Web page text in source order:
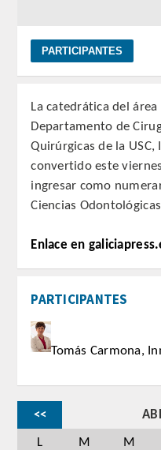
Presidentes
JUNTA DE GOBIERNO
ESTATUTOS
REGLAMENTO
ACADEMICOS
SECCIONES
AFINES A LA
HUMANIDADES Y
MEDICO-JURIDICAS
SALUD Y GESTION
TECNOLOGIAS
La catedrática del
Departamento de
Quirúrgicas de la USC,
convertido este
ingresar como
Ciencias
Enlace en
PARTICIPANTES
Tomás Carmona,
<<
L M M